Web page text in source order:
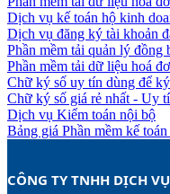
Dịch vụ kế toán hộ kinh
Dịch vụ đăng ký tài khoản
Phần mềm tải quản lý đồng
Phần mềm tải dữ liệu hoá
Chữ ký số uy tín dùng để
Chữ ký số giá rẻ nhất - Uy
Dịch vụ Kiểm toán nội bộ
Bảng giá Phần mềm kế
CÔNG TY TNHH DỊCH